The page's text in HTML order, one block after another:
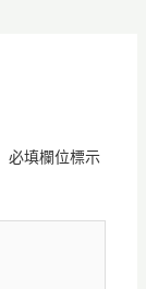
必填欄位標示